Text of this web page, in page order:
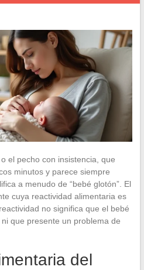
el pecho con insistencia, que
minutos y parece siempre
a menudo de “bebé glotón”. El
cuya reactividad alimentaria es
no significa que el bebé
que presente un problema de
del